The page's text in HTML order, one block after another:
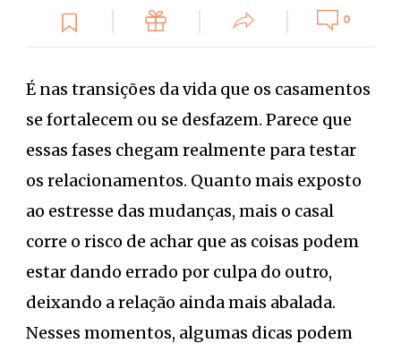
0
É nas transições da vida que os casamentos
se fortalecem ou se desfazem. Parece que
essas fases chegam realmente para testar
os relacionamentos. Quanto mais exposto
ao estresse das mudanças, mais o casal
corre o risco de achar que as coisas podem
estar dando errado por culpa do outro,
deixando a relação ainda mais abalada.
Nesses momentos, algumas dicas podem